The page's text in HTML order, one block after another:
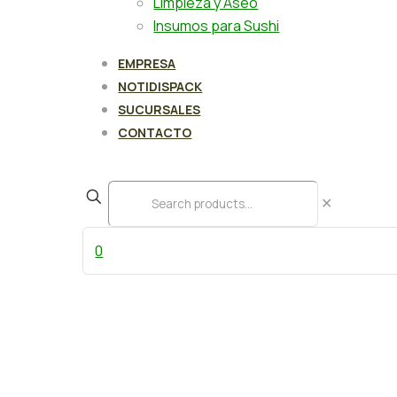
Insumos para Sushi
EMPRESA
NOTIDISPACK
SUCURSALES
CONTACTO
✕
0